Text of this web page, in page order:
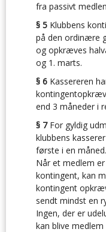
fra passivt
§ 5 Klubbens
på den ordinære
og opkræves
og 1. marts.
§ 6 Kassereren
end 3 måneder i
§ 7For gyldig
klubbens
første i en måned.
Når et medlem
kontingent, kan
kontingent
sendt mindst en
Ingen, der er
kan blive